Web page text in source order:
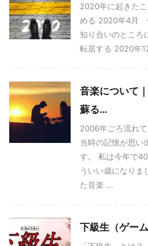
2020年に起きた
める 2020年4月
知り合いのとこ
転居する 2020年
音楽について
蘇る…
2006年ごろ流れて
当時の記憶が思い
す。 私は今年で
ういい歳になりま
た音楽 ...
下級生（ゲー